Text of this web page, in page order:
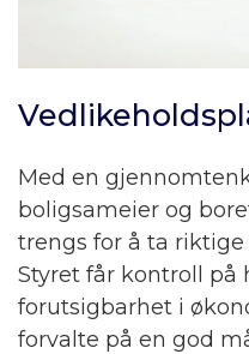
Med en
boligsameier og
trengs for å ta
Styret får kontroll på
forutsigbarhet i
forvalte på en god